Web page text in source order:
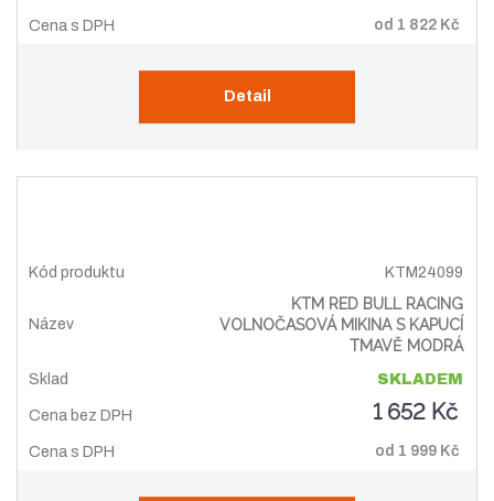
od 1 822 Kč
Detail
KTM24099
KTM RED BULL RACING
VOLNOČASOVÁ MIKINA S KAPUCÍ
TMAVĚ MODRÁ
SKLADEM
1 652 Kč
od 1 999 Kč